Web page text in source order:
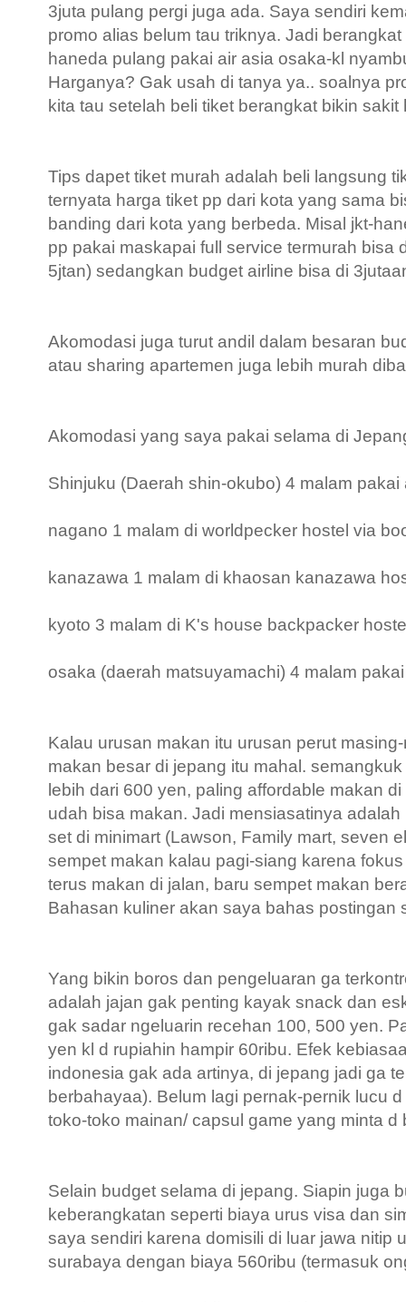
3juta pulang pergi juga ada. Saya sendiri
promo alias belum tau triknya. Jadi
haneda pulang pakai air asia osaka-kl
Harganya? Gak usah di tanya ya.. soalnya
kita tau setelah beli tiket berangkat bikin
Tips dapet tiket murah adalah beli langsung
ternyata harga tiket pp dari kota yang sama
banding dari kota yang berbeda. Misal jkt-
pp pakai maskapai full service termurah bisa
5jtan) sedangkan budget airline bisa di
Akomodasi juga turut andil dalam besaran
atau sharing apartemen juga lebih murah
Akomodasi yang saya pakai selama di
Shinjuku (Daerah shin-okubo) 4 malam pakai
nagano 1 malam di worldpecker hostel via
kanazawa 1 malam di khaosan kanazawa
kyoto 3 malam di K's house backpacker
osaka (daerah matsuyamachi) 4 malam
Kalau urusan makan itu urusan perut
makan besar di jepang itu mahal.
lebih dari 600 yen, paling affordable makan
udah bisa makan. Jadi mensiasatinya
set di minimart (Lawson, Family mart, seven
sempet makan kalau pagi-siang karena
terus makan di jalan, baru sempet makan
Bahasan kuliner akan saya bahas postingan
Yang bikin boros dan pengeluaran ga
adalah jajan gak penting kayak snack dan
gak sadar ngeluarin recehan 100, 500 yen.
yen kl d rupiahin hampir 60ribu. Efek
indonesia gak ada artinya, di jepang jadi ga
berbahayaa). Belum lagi pernak-pernik lucu
toko-toko mainan/ capsul game yang minta d
Selain budget selama di jepang. Siapin juga
keberangkatan seperti biaya urus visa dan
saya sendiri karena domisili di luar jawa nitip
surabaya dengan biaya 560ribu (termasuk